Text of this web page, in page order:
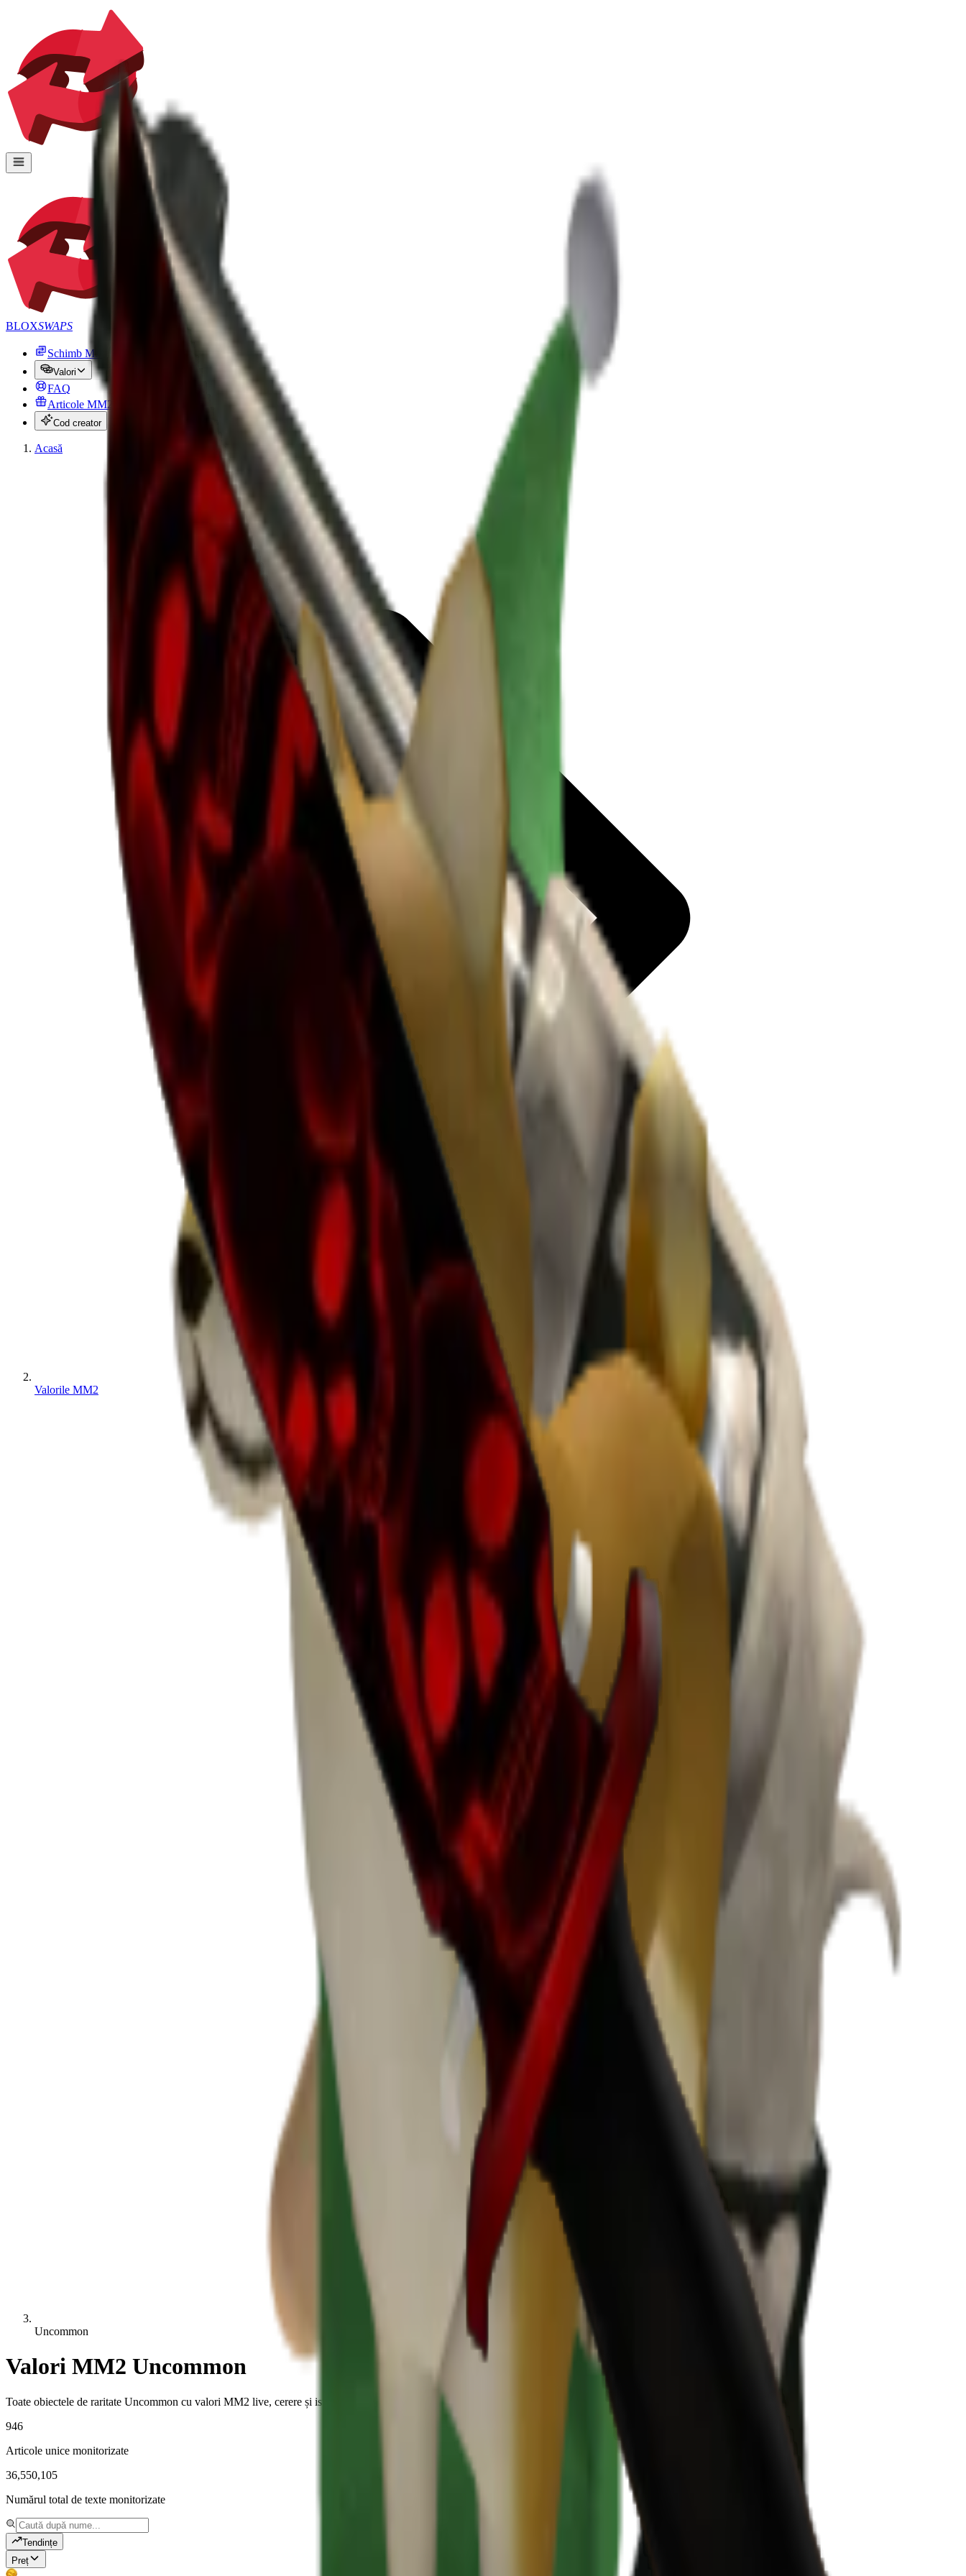
BLOXSWAPS
Schimb MM2
Valori
FAQ
Articole MM2 gratuite
Cod creator
Acasă
Valorile MM2
Uncommon
Valori MM2 Uncommon
Toate obiectele de raritate Uncommon cu valori MM2 live, cerere și istoric.
946
Articole unice monitorizate
36,550,105
Numărul total de texte monitorizate
Tendințe
Preț